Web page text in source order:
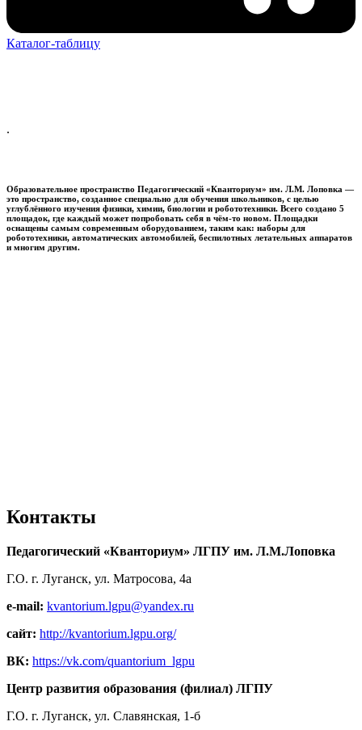
Каталог-таблицу
.
Образовательное пространство Педагогический «Кванториум» им. Л.М. Лоповка —
это пространство, созданное специально для обучения школьников, с целью
углублённого изучения физики, химии, биологии и робототехники. Всего создано 5
площадок, где каждый может попробовать себя в чём-то новом. Площадки
оснащены самым современным оборудованием, таким как: наборы для
робототехники, автоматических автомобилей, беспилотных летательных аппаратов
и многим другим.
Контакты
Педагогический «Кванториум» ЛГПУ им. Л.М.Лоповка
Г.О. г. Луганск, ул. Матросова, 4а
e-mail: kvantorium.lgpu@yandex.ru
сайт: http://kvantorium.lgpu.org/
ВК: https://vk.com/quantorium_lgpu
Центр развития образования (филиал) ЛГПУ
Г.О. г. Луганск, ул. Славянская, 1-б